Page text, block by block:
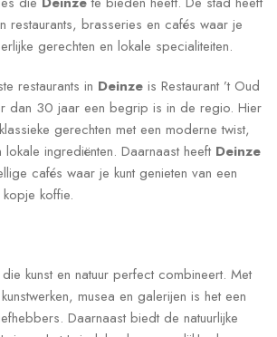
restaurants, brasseries en cafés waar je
gerechten en lokale specialiteiten.
restaurants in Deinze is Restaurant ’t Oud
dan 30 jaar een begrip is in de regio. Hier
gerechten met een moderne twist,
ingrediënten. Daarnaast heeft Deinze
cafés waar je kunt genieten van een
koffie.
kunst en natuur perfect combineert. Met
musea en galerijen is het een
Daarnaast biedt de natuurlijke